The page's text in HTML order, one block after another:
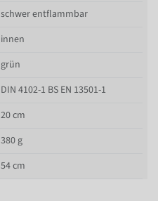
schwer entflammbar
innen
grün
DIN 4102-1 BS EN 13501-1
20 cm
380 g
54 cm